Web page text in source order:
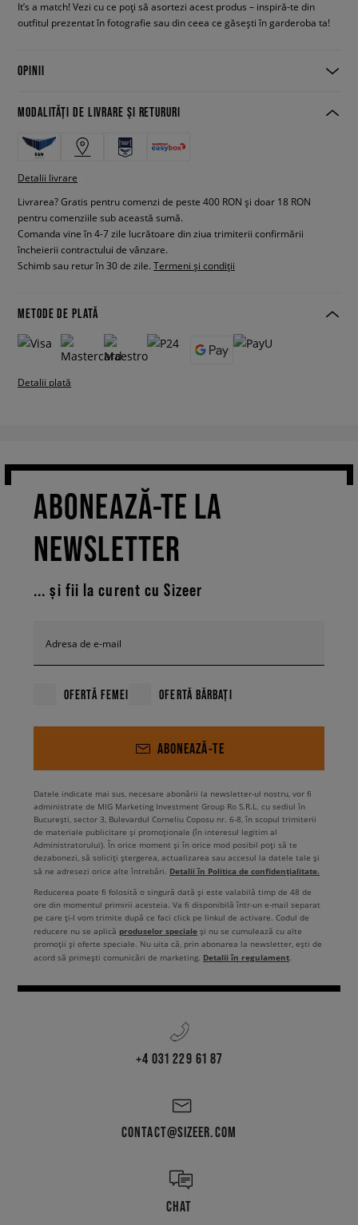
It’s a match! Vezi cu ce poți să asortezi acest produs – inspiră-te din
outfitul prezentat în fotografie sau din ceea ce găsești în garderoba ta!
OPINII
MODALITĂȚI DE LIVRARE ȘI RETURURI
Detalii livrare
Livrarea? Gratis pentru comenzi de peste 400 RON și doar 18 RON
pentru comenziile sub această sumă.
Comanda vine în 4-7 zile lucrătoare din ziua trimiterii confirmării
încheierii contractului de vânzare.
Schimb sau retur în 30 de zile. Termeni și condiții
METODE DE PLATĂ
Detalii plată
ABONEAZĂ-TE LA
NEWSLETTER
... și fii la curent cu Sizeer
Adresa de e-mail
OFERTĂ FEMEI OFERTĂ BĂRBAȚI
ABONEAZĂ-TE
Datele indicate mai sus, necesare abonării la newsletter-ul nostru, vor fi
administrate de MIG Marketing Investment Group Ro S.R.L. cu sediul în
București, sector 3, Bulevardul Corneliu Coposu nr. 6-8, în scopul trimiterii
de materiale publicitare și promoționale (în interesul legitim al
Administratorului). În orice moment și în orice mod posibil poți să te
dezabonezi, să soliciți ștergerea, actualizarea sau accesul la datele tale și
să ne adresezi orice alte întrebări. Detalii în Politica de confidențialitate.
Reducerea poate fi folosită o singură dată și este valabilă timp de 48 de
ore din momentul primirii acesteia. Va fi disponibilă într-un e-mail separat
pe care ți-l vom trimite după ce faci click pe linkul de activare. Codul de
reducere nu se aplică produselor speciale și nu se cumulează cu alte
promoții și oferte speciale. Nu uita că, prin abonarea la newsletter, ești de
acord să primești comunicări de marketing. Detalii în regulament.
+4 031 229 61 87
CONTACT@SIZEER.COM
CHAT